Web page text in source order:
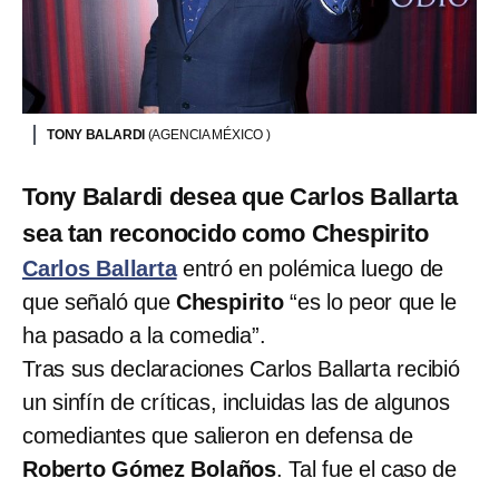
TONY BALARDI (AGENCIA MÉXICO )
Tony Balardi desea que Carlos Ballarta
sea tan reconocido como Chespirito
Carlos Ballartaentró en polémica luego de
que señaló que Chespirito“es lo peor que le
ha pasado a la comedia”.
Tras sus declaraciones Carlos Ballarta recibió
un sinfín de críticas, incluidas las de algunos
comediantes que salieron en defensa de
Roberto Gómez Bolaños. Tal fue el caso de